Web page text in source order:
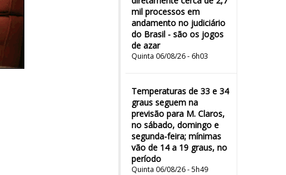
mil processos em
andamento no judiciário
do Brasil - são os jogos
de azar
Quinta 06/08/26 - 6h03
Temperaturas de 33 e 34
graus seguem na
previsão para M. Claros,
no sábado, domingo e
segunda-feira; mínimas
vão de 14 a 19 graus, no
período
Quinta 06/08/26 - 5h49